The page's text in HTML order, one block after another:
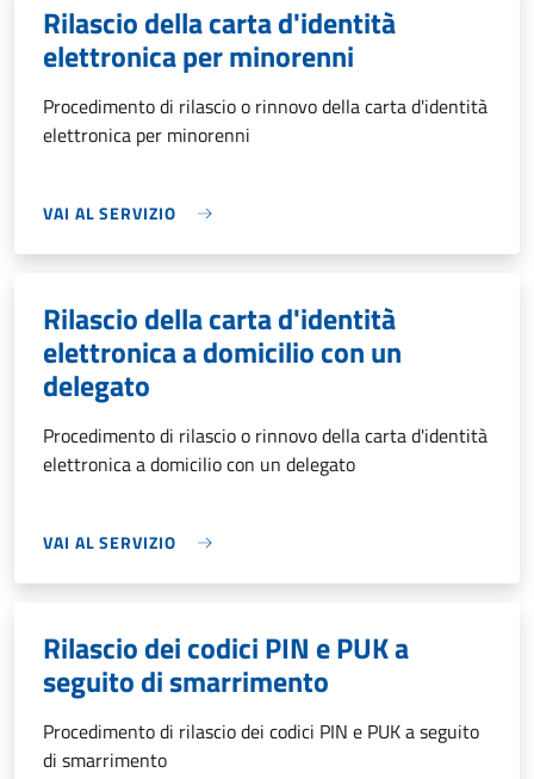
Rilascio della carta d'identità
elettronica per minorenni
Procedimento di rilascio o rinnovo della carta d'identità
elettronica per minorenni
VAI AL SERVIZIO
Rilascio della carta d'identità
elettronica a domicilio con un
delegato
Procedimento di rilascio o rinnovo della carta d'identità
elettronica a domicilio con un delegato
VAI AL SERVIZIO
Rilascio dei codici PIN e PUK a
seguito di smarrimento
Procedimento di rilascio dei codici PIN e PUK a seguito
di smarrimento